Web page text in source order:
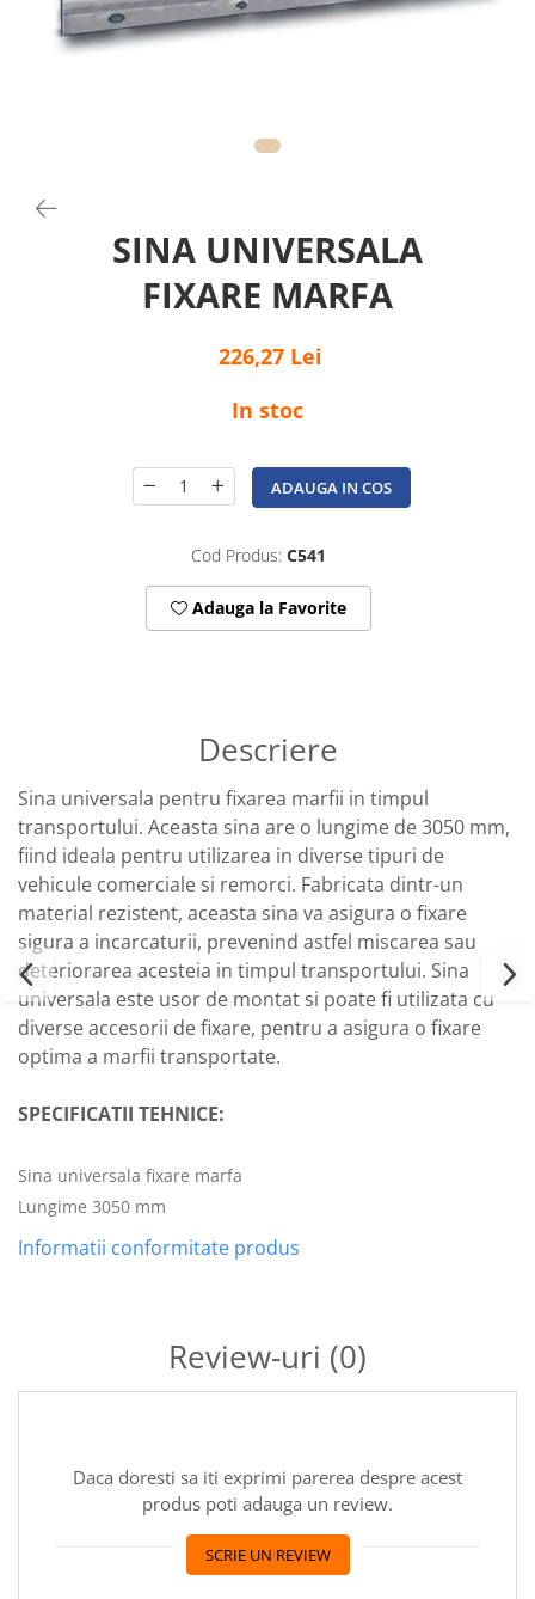
SINA UNIVERSALA
FIXARE MARFA
226,27 Lei
In stoc
ADAUGA IN COS
Cod Produs: C541
Adauga la Favorite
Descriere
Sina universala pentru fixarea marfii in timpul
transportului. Aceasta sina are o lungime de 3050 mm,
fiind ideala pentru utilizarea in diverse tipuri de
vehicule comerciale si remorci. Fabricata dintr-un
material rezistent, aceasta sina va asigura o fixare
sigura a incarcaturii, prevenind astfel miscarea sau
deteriorarea acesteia in timpul transportului. Sina
universala este usor de montat si poate fi utilizata cu
diverse accesorii de fixare, pentru a asigura o fixare
optima a marfii transportate.
SPECIFICATII TEHNICE:
Sina universala fixare marfa
Lungime 3050 mm
Informatii conformitate produs
Review-uri (0)
Daca doresti sa iti exprimi parerea despre acest
produs poti adauga un review.
SCRIE UN REVIEW